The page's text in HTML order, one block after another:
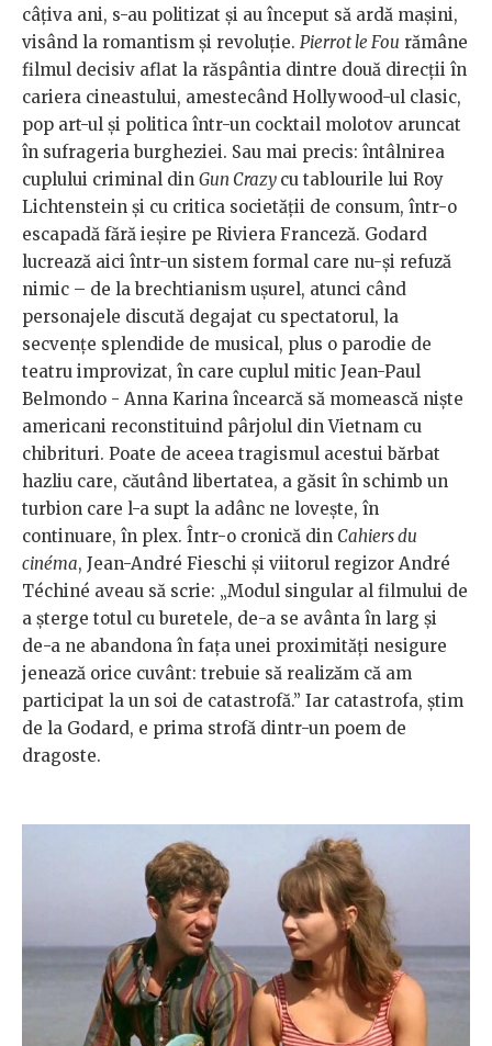
câțiva ani, s-au politizat și au început să ardă mașini,
visând la romantism și revoluție. Pierrot le Fou rămâne
filmul decisiv aflat la răspântia dintre două direcții în
cariera cineastului, amestecând Hollywood-ul clasic,
pop art-ul și politica într-un cocktail molotov aruncat
în sufrageria burgheziei. Sau mai precis: întâlnirea
cuplului criminal din Gun Crazy cu tablourile lui Roy
Lichtenstein și cu critica societății de consum, într-o
escapadă fără ieșire pe Riviera Franceză. Godard
lucrează aici într-un sistem formal care nu-și refuză
nimic – de la brechtianism ușurel, atunci când
personajele discută degajat cu spectatorul, la
secvențe splendide de musical, plus o parodie de
teatru improvizat, în care cuplul mitic Jean-Paul
Belmondo - Anna Karina încearcă să momească niște
americani reconstituind pârjolul din Vietnam cu
chibrituri. Poate de aceea tragismul acestui bărbat
hazliu care, căutând libertatea, a găsit în schimb un
turbion care l-a supt la adânc ne lovește, în
continuare, în plex. Într-o cronică din Cahiers du
cinéma, Jean-André Fieschi și viitorul regizor André
Téchiné aveau să scrie: „Modul singular al filmului de
a șterge totul cu buretele, de-a se avânta în larg și
de-a ne abandona în fața unei proximități nesigure
jenează orice cuvânt: trebuie să realizăm că am
participat la un soi de catastrofă.” Iar catastrofa, știm
de la Godard, e prima strofă dintr-un poem de
dragoste.